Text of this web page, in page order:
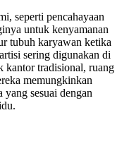
seperti pencahayaan
untuk kenyamanan
tubuh karyawan ketika
sering digunakan di
kantor tradisional, ruang
memungkinkan
sesuai dengan